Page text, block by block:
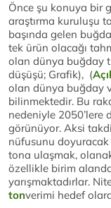
Önce şu konuya bir
araştırma kuruluşu
başında gelen
tek ürün olacağı
olan dünya buğday
düşüşü; Grafik), (
olan dünya buğday
bilinmektedir. Bu
nedeniyle 2050’lere
görünüyor. Aksi
nüfusunu
tona ulaşmak,
özellikle birim
yarışmaktadırlar.
tonverimi hedef